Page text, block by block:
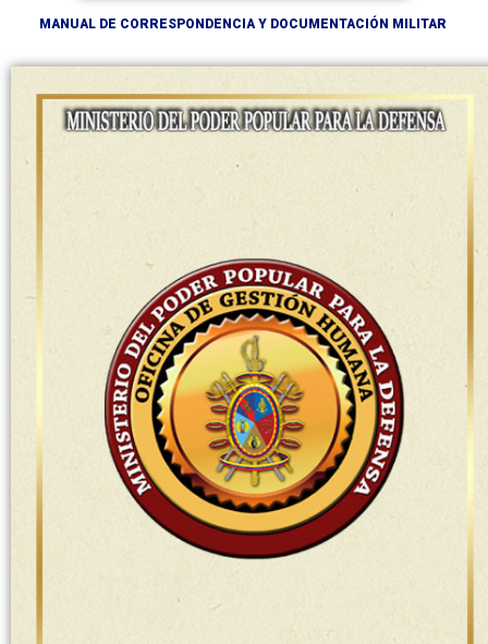
MANUAL DE CORRESPONDENCIA Y DOCUMENTACIÓN MILITAR